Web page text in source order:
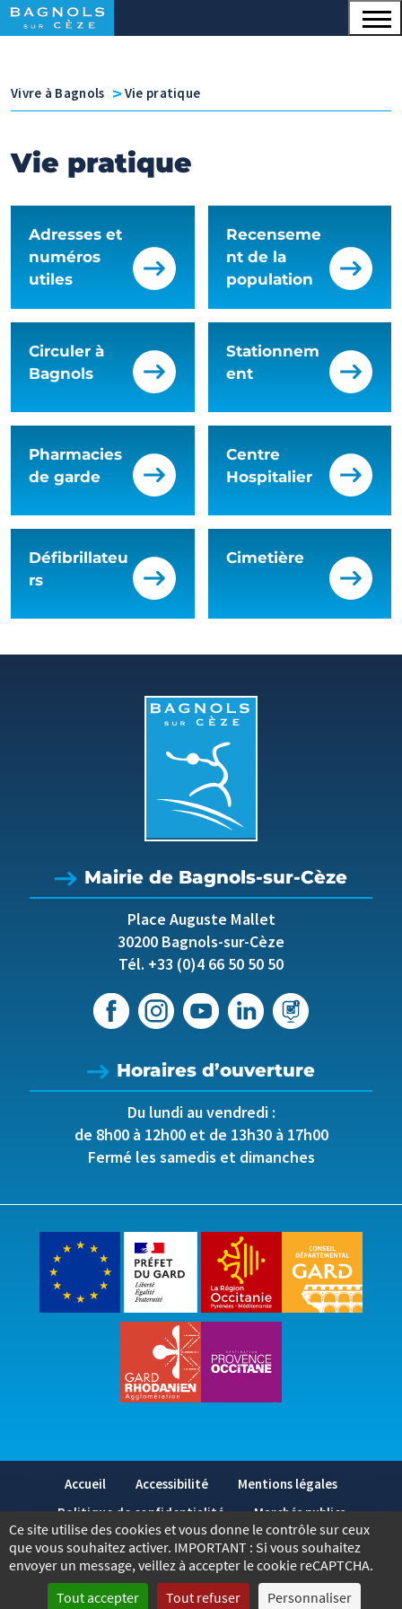
Panneau de gestion des cookies
Ce site utilise des cookies et vous donne le contrôle sur ceux
que vous souhaitez activer. IMPORTANT : Si vous souhaitez
envoyer un message, veillez à accepter le cookie reCAPTCHA.
Tout accepter
Tout refuser Personnaliser
Menu principal
Contenu
Vivre à Bagnols vVie pratique
Vie pratique
Adresses et
numéros
utiles
Recenseme
nt de la
population
Circuler à
Bagnols
Stationnem
ent
Pharmacies
de garde
Centre
Hospitalier
Défibrillateu
rs
Cimetière
Mairie de Bagnols-sur-Cèze
Place Auguste Mallet
30200 Bagnols-sur-Cèze
Tél. +33 (0)4 66 50 50 50
Horaires d’ouverture
Du lundi au vendredi :
de 8h00 à 12h00 et de 13h30 à 17h00
Fermé les samedis et dimanches
2026- Tous droits réservés - Bagnols-sur-Cèze
Réalisé par © Voix-Off Communication
Accueil Accessibilité
Mentions légales
Politique de confidentialité
Marchés publics